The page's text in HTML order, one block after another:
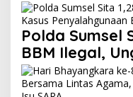
Permintaan
Polda Sumsel
BBM Ilegal,
2026